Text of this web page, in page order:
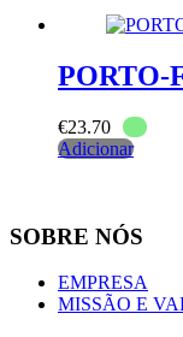
PORTO-
€23.70
Adicionar
SOBRE NÓS
EMPRESA
MISSÃO E